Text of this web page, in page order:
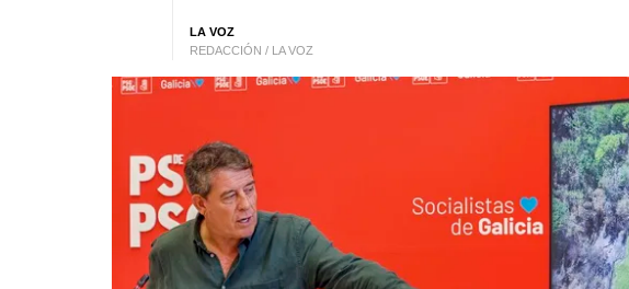
LA VOZ
REDACCIÓN / LA VOZ